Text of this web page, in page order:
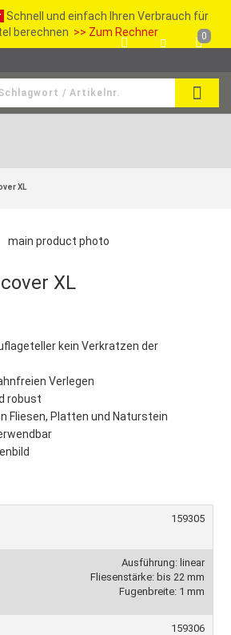
Schnell und einfach Ihren Verbrauch für
berechnen >> Zum Rechner
SUCHE
0
XL
XL
kein Verkratzen der
Verlegen
robust
Fliesen, Platten und Naturstein
159305
Ausführung: linear
Fliesenstärke: bis 22 mm
Fugenbreite: 1 mm
159306